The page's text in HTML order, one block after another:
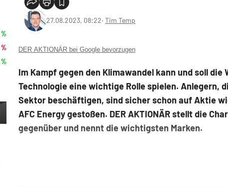
27.08.2023, 08:22‧ Tim Temp
DER AKTIONÄR bei Google bevorzugen
Im Kampf gegen den Klimawandel kann und soll die
Technologie eine wichtige Rolle spielen. Anlegern,
Sektor beschäftigen, sind sicher schon auf Aktie
AFC Energy gestoßen. DER AKTIONÄR stellt die
gegenüber und nennt die wichtigsten Marken.
%
%
%